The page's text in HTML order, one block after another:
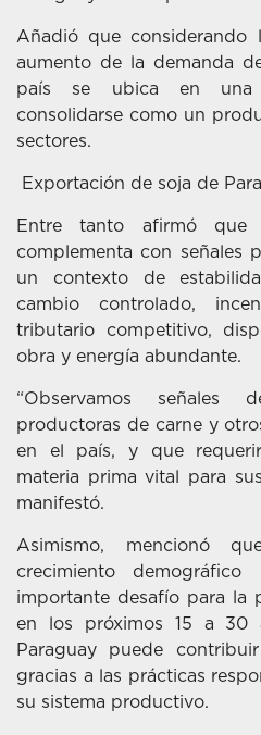
Añadió que considerando
aumento de la demanda
país se ubica en una
consolidarse como un
sectores.
Exportación de soja de
Entre tanto afirmó que
complementa con señales
un contexto de
cambio controlado,
tributario competitivo,
obra y energía abundante.
“Observamos señales
productoras de carne y
en el país, y que
materia prima vital para
manifestó.
Asimismo, mencionó
crecimiento
importante desafío para la
en los próximos 15 a 30
Paraguay puede
gracias a las prácticas
su sistema productivo.